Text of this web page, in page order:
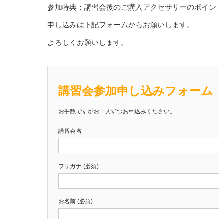
参加特典：講習会後のご購入アクセサリーのポイン
申し込みは下記フォームからお願いします。
よろしくお願いします。
講習会参加申し込みフォーム
お手数ですがお一人ずつお申込みください。
講習会名
フリガナ (必須)
お名前 (必須)